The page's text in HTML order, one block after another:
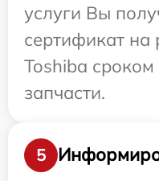
услуги Вы
сертификат на
Toshiba
запчасти.
5